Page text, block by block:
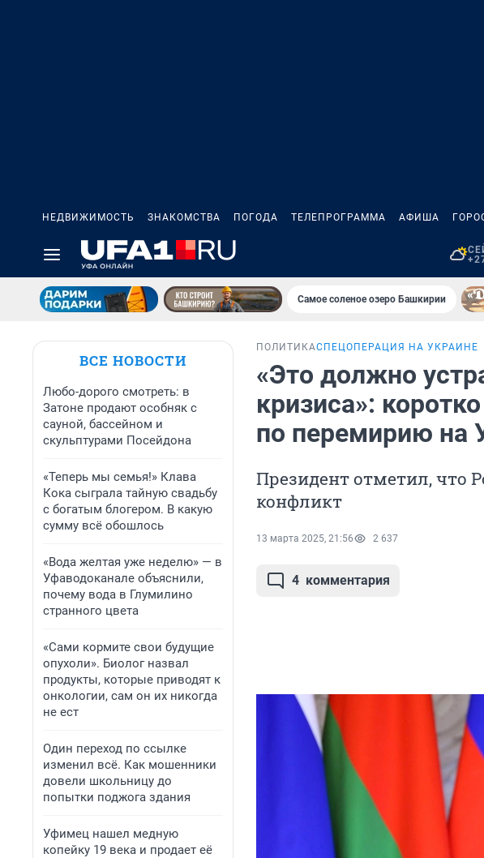
НЕДВИЖИМОСТЬ ЗНАКОМСТВА ПОГОДА ТЕЛЕПРОГРАММА АФИША
Самое соленое озеро Башкирии
ВСЕ НОВОСТИ
Любо-дорого смотреть: в
Затоне продают особняк с
сауной, бассейном и
скульптурами Посейдона
«Теперь мы семья!» Клава
Кока сыграла тайную свадьбу
с богатым блогером. В какую
сумму всё обошлось
«Вода желтая уже неделю» — в
Уфаводоканале объяснили,
почему вода в Глумилино
странного цвета
«Сами кормите свои будущие
опухоли». Биолог назвал
продукты, которые приводят к
онкологии, сам он их никогда
не ест
Один переход по ссылке
изменил всё. Как мошенники
довели школьницу до
попытки поджога здания
Уфимец нашел медную
копейку 19 века и продает её
ПОЛИТИКАСПЕЦОПЕРАЦИЯ НА УКРАИНЕ
«Это должно
кризиса»:
по перемирию на
Президент отметил, что
конфликт
13 марта 2025, 21:56 2 637
4 комментария